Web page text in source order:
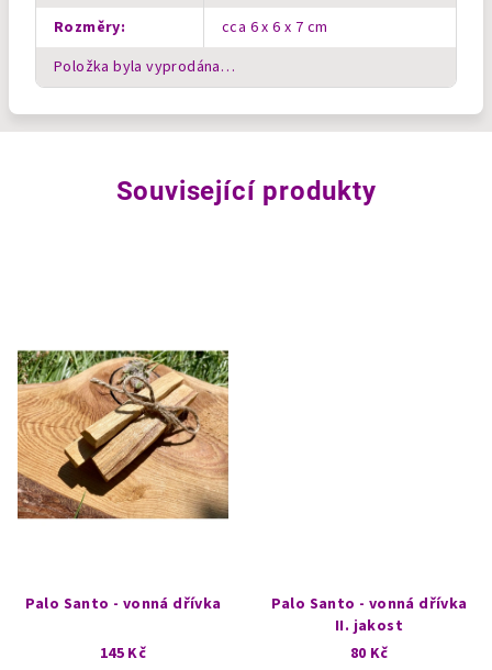
Rozměry:
cca 6 x 6 x 7 cm
Položka byla vyprodána…
Související produkty
Palo Santo - vonná dřívka
145 Kč
Palo Santo - vonná dřívka
II. jakost
80 Kč